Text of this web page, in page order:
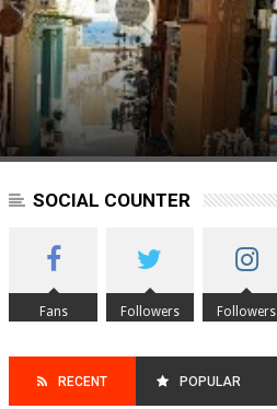
SOCIAL COUNTER
Fans Followers Followers
RECENT POPULAR